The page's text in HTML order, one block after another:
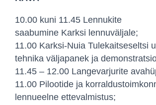
10.00 kuni 11.45 Lennukite
saabumine Karksi lennuväljale;
11.00 Karksi-Nuia Tulekaitseseltsi
tehnika väljapanek ja
11.45 – 12.00 Langevarjurite
11.00 Pilootide ja
lennueelne ettevalmistus;